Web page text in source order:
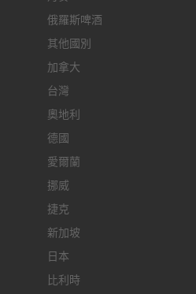
俄羅斯啤酒
其他國別
加拿大
台灣
奧地利
德國
愛爾蘭
挪威
捷克
新加坡
日本
比利時